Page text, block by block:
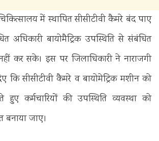
में स्थापित सीसीटीवी कैमरे बंद पाए
अधिकारी बायोमैट्रिक उपस्थिति से संबंधित
कर सके। इस पर जिलाधिकारी ने नाराजगी
कि सीसीटीवी कैमरे व बायोमेट्रिक मशीन को
हुए कर्मचारियों की उपस्थिति व्यवस्था को
बनाया जाए।